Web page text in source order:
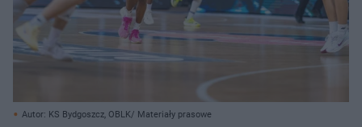
Autor: KS Bydgoszcz, OBLK/ Materiały prasowe